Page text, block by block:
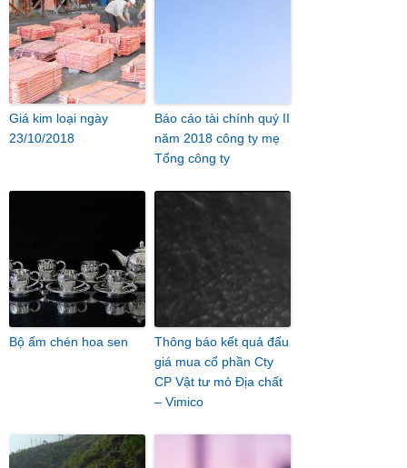
Giá kim loại ngày
23/10/2018
Báo cáo tài chính quý II
năm 2018 công ty mẹ
Tổng công ty
Bộ ấm chén hoa sen
Thông báo kết quả đấu
giá mua cổ phần Cty
CP Vật tư mỏ Địa chất
– Vimico